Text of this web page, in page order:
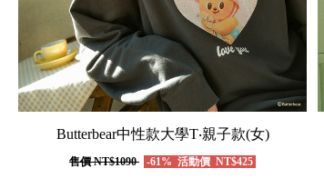
Butterbear中性款大學T‧親子款(女)
售價NT$1090 -61% 活動價 NT$425